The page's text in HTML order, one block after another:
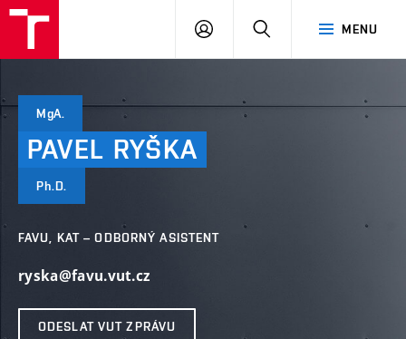
MENU
PŘIHLÁSIT
MgA.
PAVEL RYŠKA
Ph.D.
FAVU, KAT – ODBORNÝ ASISTENT
ryska@favu.vut.cz
ODESLAT VUT ZPRÁVU